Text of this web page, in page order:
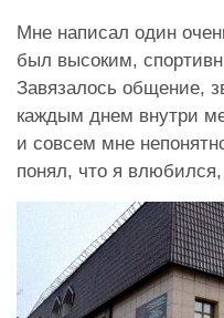
Мне написал один
был высоким,
Завязалось общение,
каждым днем внутри
и совсем мне
понял, что я